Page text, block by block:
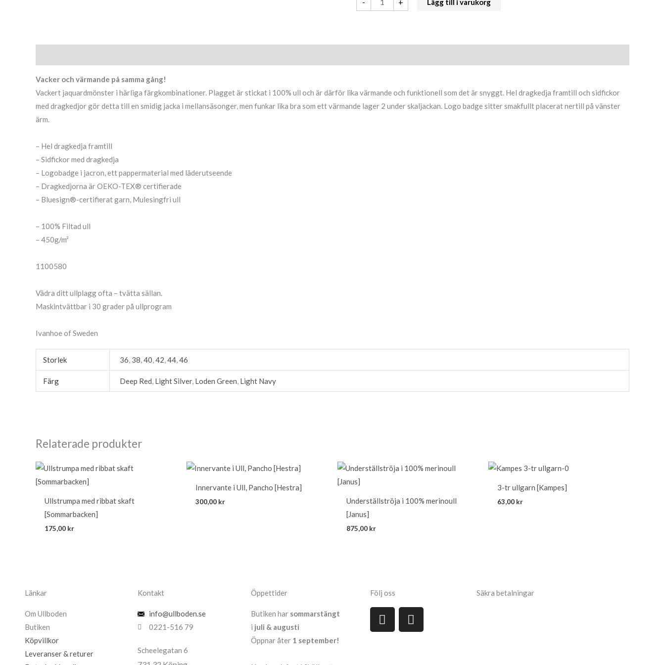
Vacker och värmande på samma gång!
Vackert jaquardmönster i härliga färgkombinationer. Plagget är stickat i 100% ull och är därför lika värmande och funktionell som det är snyggt. Hel dragkedja framtill och sidfickor
med dragkedjor gör detta till en smidig jacka i mellansäsonger, men funkar lika bra som ett värmande lager 2 under skaljackan. Logo badge sitter smakfullt placerat nertill på vänster
ärm.
– Hel dragkedja framtill
– Sidfickor med dragkedja
– Logobadge i jacron, ett pappermaterial med läderutseende
– Dragkedjorna är OEKO-TEX® certifierade
– Bluesign®-certifierat garn, Mulesingfri ull
– 100% Filtad ull
– 450g/m²
1100580
Vädra ditt ullplagg ofta – tvätta sällan.
Maskintvättbar i 30 grader på ullprogram
Ivanhoe of Sweden
Storlek 36 38 ,40 ,42 ,44 ,46
Färg Deep Red Light Silver, Loden Green Light Navy
Relaterade produkter
Ullstrumpa med ribbat skaft
[Sommarbacken]
175,00 kr
Innervante i Ull, Pancho [Hestra]
300,00 kr
Underställströja i 100% merinoull
[Janus]
875,00 kr
3-tr ullgarn [Kampes]
63,00 kr
Länkar
Om Ullboden
Butiken
Köpvillkor
Leveranser & returer
Kontakt
info@ullboden.se
0221-516 79
Scheelegatan 6
Öppettider
Butiken har sommarstängt
i juli & augusti
Öppnar åter1 september!
Följ oss
F
a
I
n
Säkra betalningar